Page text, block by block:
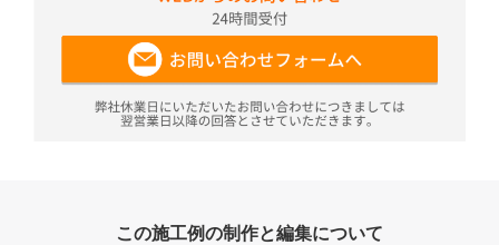
この施工例の制作と編集について